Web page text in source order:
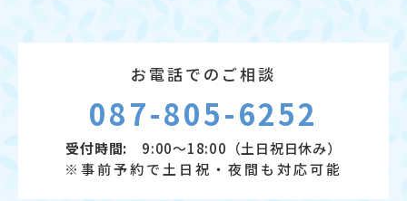
お電話でのご相談
087-805-6252
受付時間:
9:00～18:00（土日祝日休み）
※事前予約で土日祝・夜間も対応可能